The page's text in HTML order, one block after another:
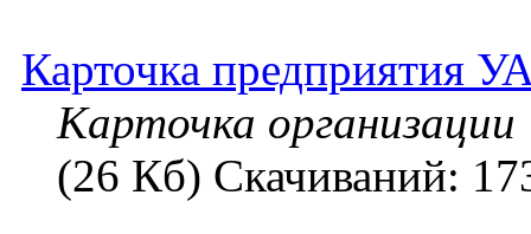
Карточка предприятия
Карточка
(26 Кб) Скачиваний: